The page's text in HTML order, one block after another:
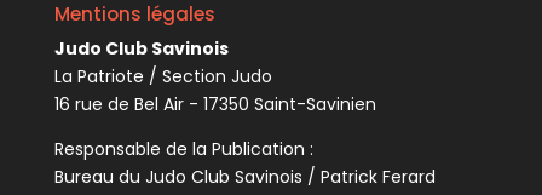
Mentions légales
Judo Club Savinois
La Patriote / Section Judo
16 rue de Bel Air - 17350 Saint-Savinien
Responsable de la Publication :
Bureau du Judo Club Savinois / Patrick Ferard